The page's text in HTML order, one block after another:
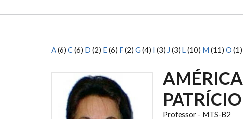
A(6) C(6) D (2) E(6) F(2) G (4) I (3) J (3) L(10) M (11) O (1)
PATRÍCIO
Professor - MTS-B2